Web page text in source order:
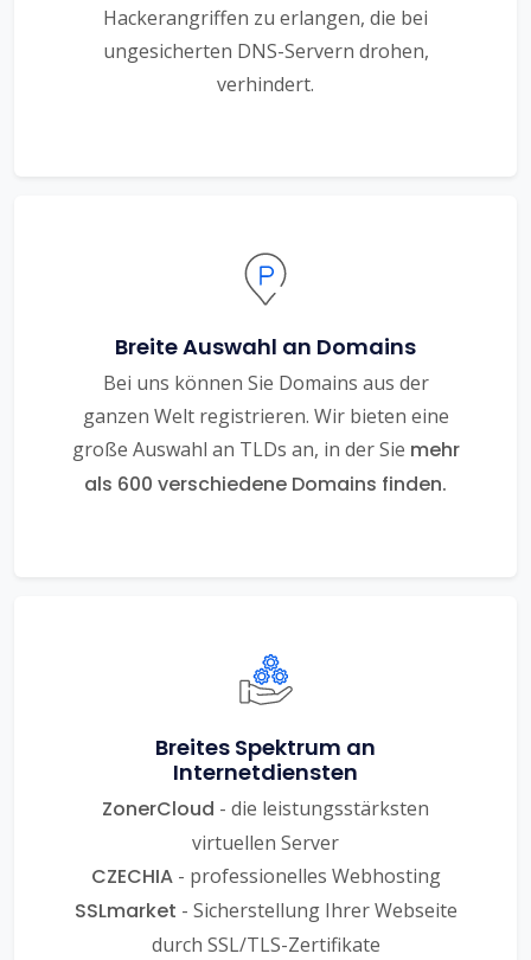
Hackerangriffen zu erlangen, die bei
ungesicherten DNS-Servern drohen,
verhindert.
Breite Auswahl an Domains
Bei uns können Sie Domains aus der
ganzen Welt registrieren. Wir bieten eine
große Auswahl an TLDs an, in der Sie mehr
als 600 verschiedene Domains finden.
Breites Spektrum an
Internetdiensten
ZonerCloud - die leistungsstärksten
virtuellen Server
CZECHIA- professionelles Webhosting
SSLmarket - Sicherstellung Ihrer Webseite
durch SSL/TLS-Zertifikate